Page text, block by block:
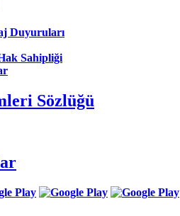
Duyuruları
Sahipliği
Sözlüğü